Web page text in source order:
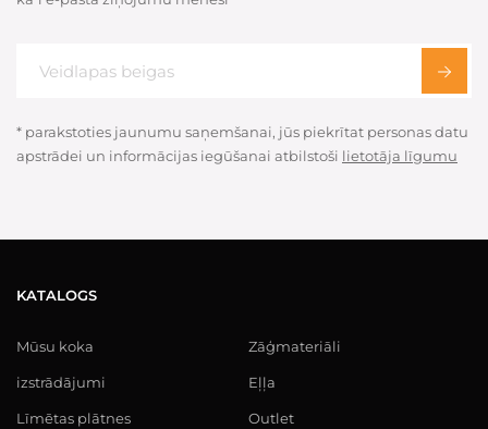
* parakstoties jaunumu saņemšanai, jūs piekrītat personas datu
apstrādei un informācijas iegūšanai atbilstoši lietotāja līgumu
KATALOGS
Mūsu koka
izstrādājumi
Līmētas plātnes
Zāģmateriāli
Eļļa
Outlet